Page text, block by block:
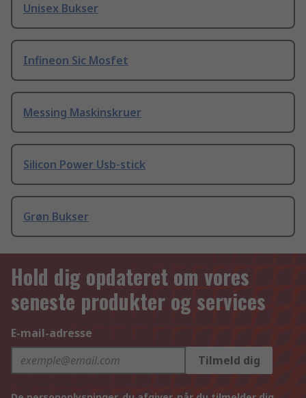
Unisex Bukser
Infineon Sic Mosfet
Messing Maskinskruer
Silicon Power Usb-stick
Grøn Bukser
Hold dig opdateret om vores
seneste produkter og services
E-mail-adresse
Tilmeld dig